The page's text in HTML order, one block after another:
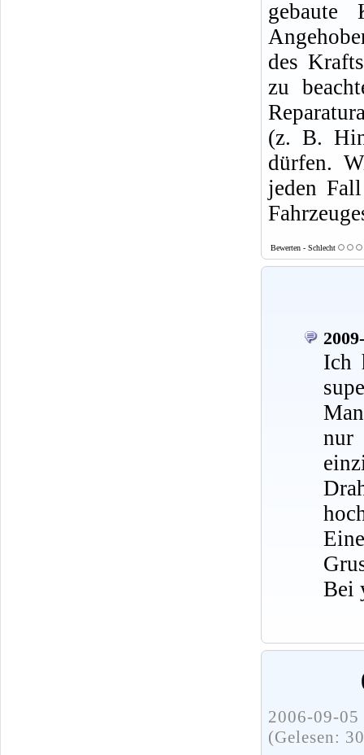
gebaute
des
zu
(z. B.
dürfen.
jeden
Bewerten - Schlecht
Ich
nur
Bei
2006-09-
(Gelesen: